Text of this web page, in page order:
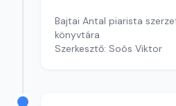
Bajtai Antal piarista
könyvtára
Szerkesztő: Soós Viktor